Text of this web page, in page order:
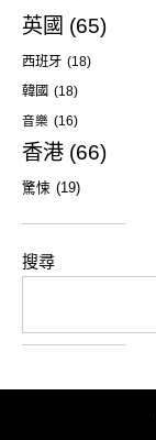
英國 (65)
西班牙 (18)
韓國 (18)
音樂 (16)
香港 (66)
驚悚 (19)
搜尋